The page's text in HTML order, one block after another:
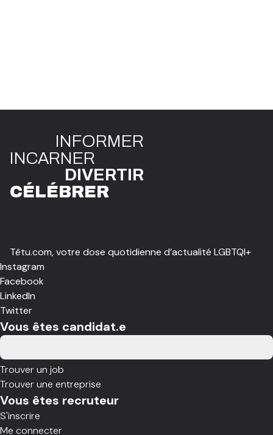
INFORMER
INCARNER
DIVERTIR
CÉLÉBRER
Têtu.com, votre dose quotidienne d’actualité LGBTQI+
Instagram
Facebook
LinkedIn
Twitter
Vous êtes candidat.e
Trouver un job
Trouver une entreprise
Vous êtes recruteur
S'inscrire
Me connecter